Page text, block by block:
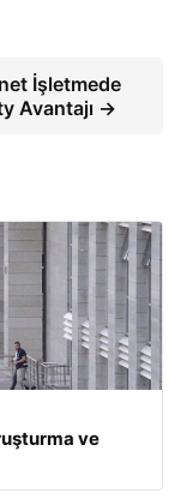
İşletmede
Avantajı →
ve